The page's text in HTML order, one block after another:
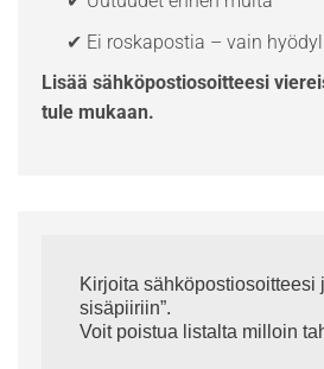
✔ Ei roskapostia – vain
Lisää sähköpostiosoitteesi
tule mukaan.
Kirjoita sähköpostiosoitteesi
sisäpiiriin”.
Voit poistua listalta milloin